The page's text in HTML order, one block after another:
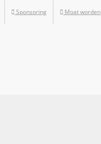
Sponsoring Moat worden